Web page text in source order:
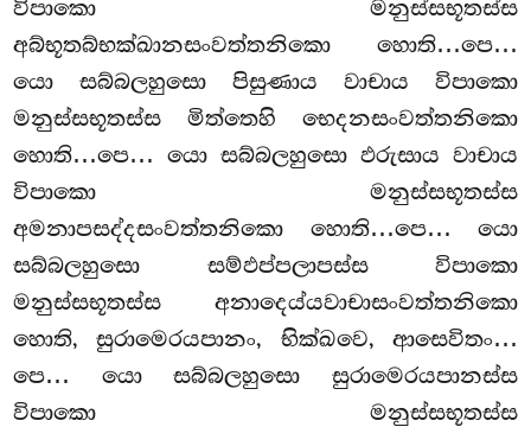
විපාකො මනුස්සභූතස්ස
අබ්භූතබ්භක්ඛානසංවත්තනිකො හොති…පෙ…
යො සබ්බලහුසො පිසුණාය වාචාය විපාකො
මනුස්සභූතස්ස මිත්තෙහි භෙදනසංවත්තනිකො
හොති…පෙ… යො සබ්බලහුසො ඵරුසාය වාචාය
විපාකො මනුස්සභූතස්ස
අමනාපසද්දසංවත්තනිකො හොති…පෙ… යො
සබ්බලහුසො සම්ඵප්පලාපස්ස විපාකො
මනුස්සභූතස්ස අනාදෙය්යවාචාසංවත්තනිකො
හොති, සුරාමෙරයපානං, භික්ඛවෙ, ආසෙවිතං…
පෙ… යො සබ්බලහුසො සුරාමෙරයපානස්ස
විපාකො මනුස්සභූතස්ස